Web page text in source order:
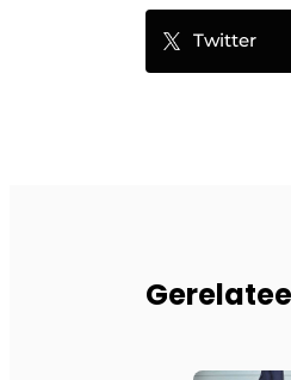
Twitter